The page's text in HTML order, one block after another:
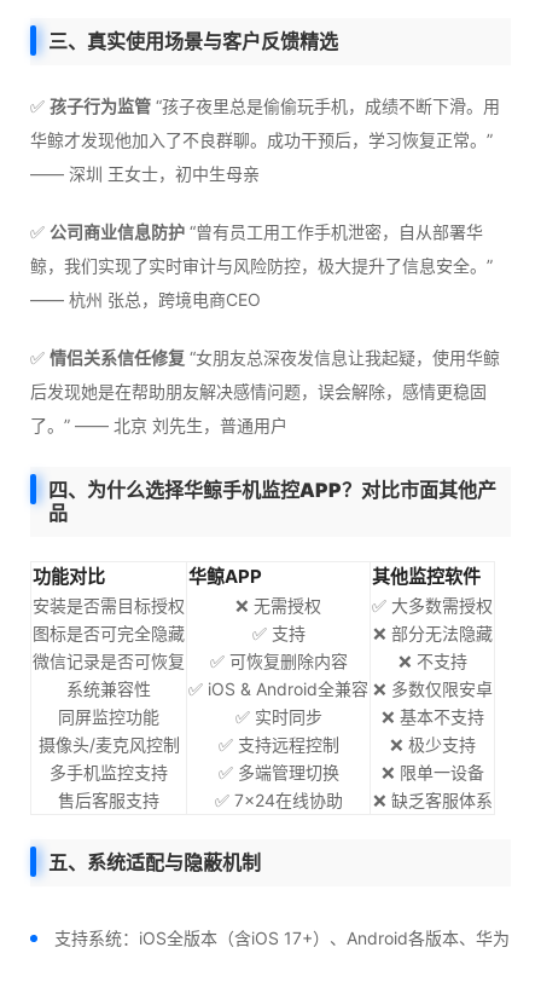
三、真实使用场景与客户反馈精选
✅ 孩子行为监管 “孩子夜里总是偷偷玩手机，成绩不断下滑。用
华鲸才发现他加入了不良群聊。成功干预后，学习恢复正常。”
—— 深圳 王女士，初中生母亲
✅ 公司商业信息防护 “曾有员工用工作手机泄密，自从部署华
鲸，我们实现了实时审计与风险防控，极大提升了信息安全。”
—— 杭州 张总，跨境电商CEO
✅ 情侣关系信任修复 “女朋友总深夜发信息让我起疑，使用华鲸
后发现她是在帮助朋友解决感情问题，误会解除，感情更稳固
了。” —— 北京 刘先生，普通用户
四、为什么选择华鲸手机监控APP？对比市面其他产
品
功能对比 华鲸APP 其他监控软件
安装是否需目标授权 ❌ 无需授权
✅ 大多数需授权
图标是否可完全隐藏
✅ 支持
❌ 部分无法隐藏
微信记录是否可恢复
✅ 可恢复删除内容
❌ 不支持
系统兼容性
✅ iOS & Android全兼容 ❌ 多数仅限安卓
同屏监控功能
✅ 实时同步
❌ 基本不支持
摄像头/麦克风控制
✅ 支持远程控制
❌ 极少支持
多手机监控支持
✅ 多端管理切换
❌ 限单一设备
售后客服支持
✅ 7×24在线协助 ❌ 缺乏客服体系
五、系统适配与隐蔽机制
支持系统：iOS全版本（含iOS 17+）、Android各版本、华为